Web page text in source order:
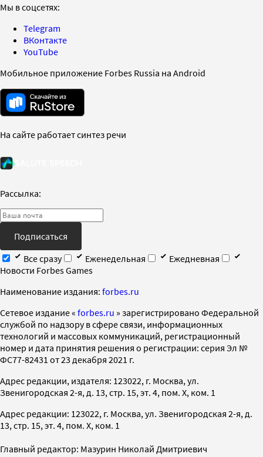
Мы в соцсетях:
Telegram
ВКонтакте
YouTube
Мобильное приложение Forbes Russia на Android
На сайте работает синтез речи
Рассылка:
Подписаться
Все сразу
Еженедельная
Ежедневная
Новости Forbes Games
Наименование издания: forbes.ru
Cетевое издание « forbes.ru » зарегистрировано Федеральной
службой по надзору в сфере связи, информационных
технологий и массовых коммуникаций, регистрационный
номер и дата принятия решения о регистрации: серия Эл №
ФС77-82431 от 23 декабря 2021 г.
Адрес редакции, издателя: 123022, г. Москва, ул.
Звенигородская 2-я, д. 13, стр. 15, эт. 4, пом. X, ком. 1
Адрес редакции: 123022, г. Москва, ул. Звенигородская 2-я, д.
13, стр. 15, эт. 4, пом. X, ком. 1
Главный редактор: Мазурин Николай Дмитриевич